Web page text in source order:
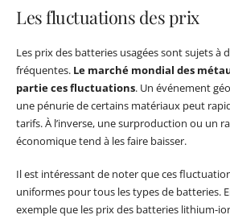
Les fluctuations des prix
Les prix des batteries usagées sont sujets à
fréquentes. Le marché mondial des
partie ces fluctuations. Un événement
une pénurie de certains matériaux peut
tarifs. À l’inverse, une surproduction ou un
économique tend à les faire baisser.
Il est intéressant de noter que ces
uniformes pour tous les types de batteries.
exemple que les prix des batteries lithium-